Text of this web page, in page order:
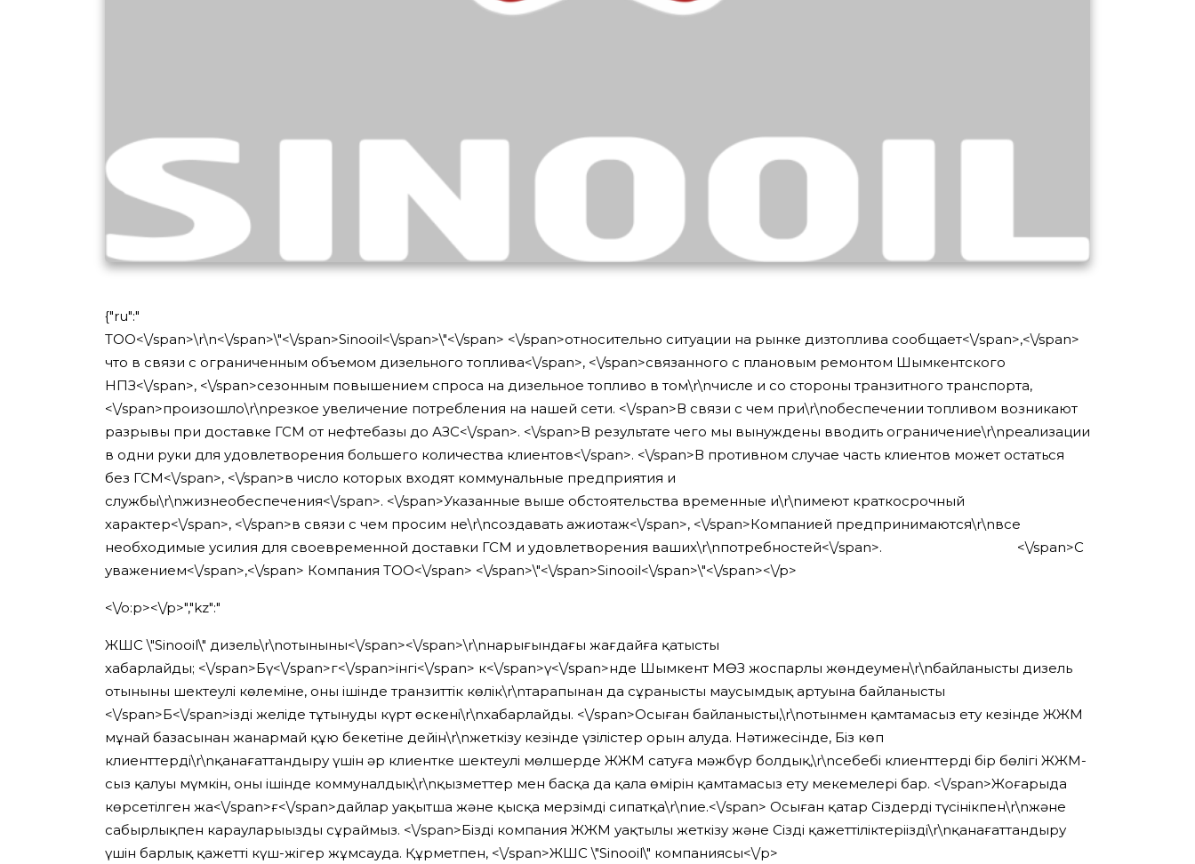
{"ru":"
ТОО<\/span>\r\n<\/span>\"<\/span>Sinooil<\/span>\"<\/span> <\/span>относительно ситуации на рынке дизтоплива сообщает<\/span>,<\/span>
что в связи с ограниченным объемом дизельного топлива<\/span>, <\/span>связанного с плановым ремонтом Шымкентского
НПЗ<\/span>, <\/span>сезонным повышением спроса на дизельное топливо в том\r\nчисле и со стороны транзитного транспорта,
<\/span>произошло\r\nрезкое увеличение потребления на нашей сети. <\/span>В связи с чем при\r\nобеспечении топливом возникают
разрывы при доставке ГСМ от нефтебазы до АЗС<\/span>. <\/span>В результате чего мы вынуждены вводить ограничение\r\nреализации
в одни руки для удовлетворения большего количества клиентов<\/span>. <\/span>В противном случае часть клиентов может остаться
без ГСМ<\/span>, <\/span>в число которых входят коммунальные предприятия и
службы\r\nжизнеобеспечения<\/span>. <\/span>Указанные выше обстоятельства временные и\r\nимеют краткосрочный
характер<\/span>, <\/span>в связи с чем просим не\r\nсоздавать ажиотаж<\/span>, <\/span>Компанией предпринимаются\r\nвсе
необходимые усилия для своевременной доставки ГСМ и удовлетворения ваших\r\nпотребностей<\/span>. <\/span>С
уважением<\/span>,<\/span> Компания ТОО<\/span> <\/span>\"<\/span>Sinooil<\/span>\"<\/span><\/p>
<\/o:p><\/p>","kz":"
ЖШС \"Sinooil\" дизель\r\nотыныны<\/span>ң<\/span>\r\nнарығындағы жағдайға қатысты
хабарлайды; <\/span>Бү<\/span>г<\/span>інгі<\/span> к<\/span>ү<\/span>нде Шымкент МӨЗ жоспарлы жөндеумен\r\nбайланысты дизель
отынының шектеулі көлеміне, оның ішінде транзиттік көлік\r\nтарапынан да сұраныстың маусымдық артуына байланысты
<\/span>Б<\/span>іздің желіде тұтынудың күрт өскенің\r\nхабарлайды. <\/span>Осыған байланысты,\r\nотынмен қамтамасыз ету кезінде ЖЖМ
мұнай базасынан жанармай құю бекетіне дейін\r\nжеткізу кезінде үзілістер орын алуда. Нәтижесінде, Біз көп
клиенттерді\r\nқанағаттандыру үшін әр клиентке шектеулі мөлшерде ЖЖМ сатуға мәжбүр болдық,\r\nсебебі клиенттердің бір бөлігі ЖЖМ-
сыз қалуы мүмкін, оның ішінде коммуналдық\r\nқызметтер мен басқа да қала өмірін қамтамасыз ету мекемелері бар. <\/span>Жоғарыда
көрсетілген жа<\/span>ғ<\/span>дайлар уақытша және қысқа мерзімді сипатқа\r\nие.<\/span> Осыған қатар Сіздерді түсінікпен\r\nжәне
сабырлықпен карауларыңызды сұраймыз. <\/span>Біздің компания ЖЖМ уақтылы жеткізу және Сіздің қажеттіліктеріңізді\r\nқанағаттандыру
үшін барлық қажетті күш-жігер жұмсауда. Құрметпен, <\/span>ЖШС \"Sinooil\" компаниясы<\/p>